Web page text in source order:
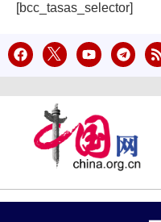
[bcc_tasas_selector]